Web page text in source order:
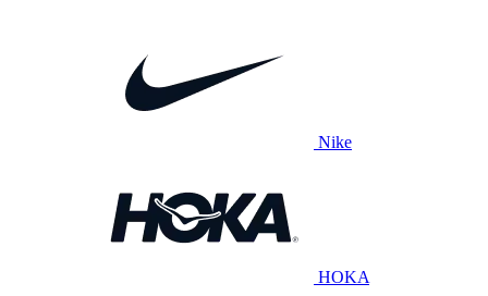
Nike
HOKA